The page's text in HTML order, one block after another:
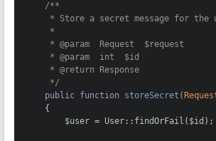
/**
* Store a secret message for the
     *
     *
@param
  Request  $request
     *
@param
  int  $id
     *
@return Response
     */
public function storeSecret
{
        $user = User::findOrFail($id);